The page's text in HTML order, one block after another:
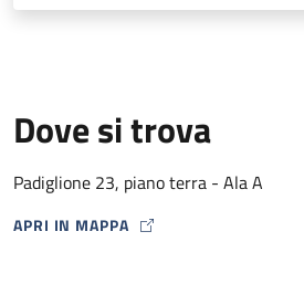
Dove si trova
Padiglione 23, piano terra - Ala A
APRI IN MAPPA
MAP ICON